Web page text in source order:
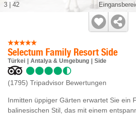
Selectum Family Resort Side
Türkei Antalya & Umgebung Side
(1795) Tripadvisor Bewertungen
Inmitten üppiger Gärten erwartet Sie ein
balinesischen Stil, das mit einem
3 42